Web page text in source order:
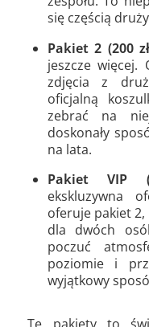
się częścią
Pakiet 2 (200
jeszcze
zdjęcia z
oficjalną
zebrać na
doskonały
na lata.
Pakiet VIP
ekskluzywna
oferuje pakiet
dla dwóch
poczuć
poziomie i
wyjątkowy